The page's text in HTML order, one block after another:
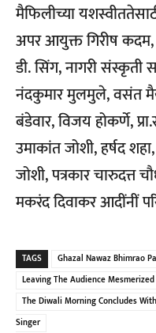
मैफिलीच्या
अपर आयुक्त गिरीष कदम,
डी. सिंग, नागरी संस्कृती
नंदकुमार मुलमुले, वसंत
बंडेवार, विजय होकर्णे,
उमाकांत जोशी, हर्षद
जोशी, पत्रकार चारुदत्त
मकरंद दिवाकर आदींनीं
TAGS
Ghazal Nawaz Bhimrao
Leaving The Audience Mesmerized
The Diwali Morning Concludes
Singer